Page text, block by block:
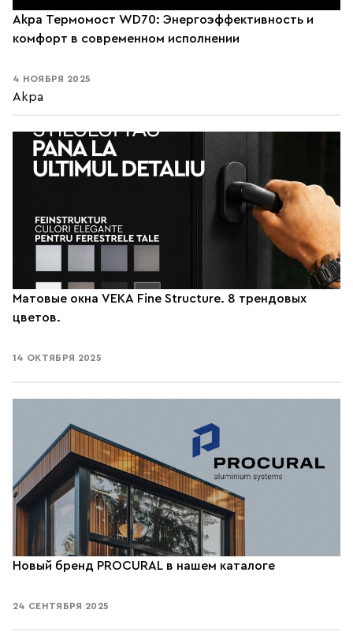
Akpa Термомост WD70: Энергоэффективность и
комфорт в современном исполнении
4 НОЯБРЯ 2025
Akpa
Матовые окна VEKA Fine Structure. 8 трендовых
цветов.
14 ОКТЯБРЯ 2025
Новый бренд PROCURAL в нашем каталоге
24 СЕНТЯБРЯ 2025